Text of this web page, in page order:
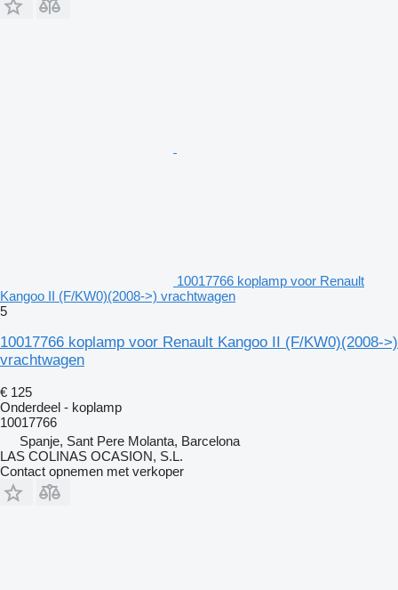
10017766 koplamp voor Renault
Kangoo II (F/KW0)(2008->) vrachtwagen
5
10017766 koplamp voor Renault Kangoo II (F/KW0)(2008->)
vrachtwagen
€ 125
Onderdeel - koplamp
10017766
Spanje, Sant Pere Molanta, Barcelona
LAS COLINAS OCASION, S.L.
Contact opnemen met verkoper